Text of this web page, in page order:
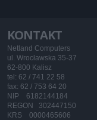
KONTAKT
Netland Computers
ul. Wrocławska 35-37
62-800 Kalisz
tel: 62 / 741 22 58
fax: 62 / 753 64 20
NIP 6182144184
REGON 302447150
KRS 0000465606